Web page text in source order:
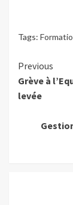
Tags:
Previous
Grève à
levée